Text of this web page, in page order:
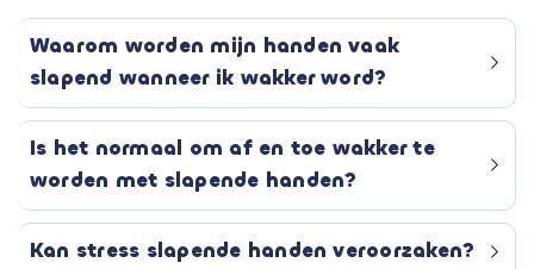
Waarom worden mijn handen vaak
slapend wanneer ik wakker word?
Is het normaal om af en toe wakker te
worden met slapende handen?
Kan stress slapende handen veroorzaken?